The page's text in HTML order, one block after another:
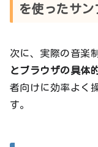
を使ったサ
次に、実際の音楽
とブラウザの具体
者向けに効率よく
す。